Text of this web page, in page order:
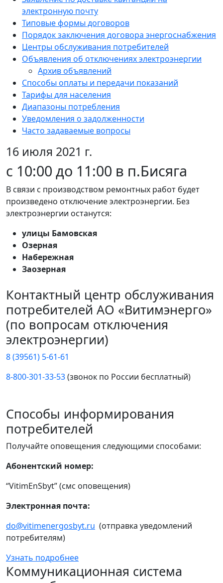
электронную почту
Типовые формы договоров
Порядок заключения договора энергоснабжения
Центры обслуживания потребителей
Объявления об отключениях электроэнергии
Архив объявлений
Способы оплаты и передачи показаний
Тарифы для населения
Диапазоны потребления
Уведомления о задолженности
Часто задаваемые вопросы
16 июля 2021 г.
с 10:00 до 11:00 в п.Бисяга
В связи с производством ремонтных работ будет
произведено отключение электроэнергии. Без
электроэнергии останутся:
улицы Бамовская
Озерная
Набережная
Заозерная
Контактный центр обслуживания
потребителей АО «Витимэнерго»
(по вопросам отключения
электроэнергии)
8 (39561) 5-61-61
8-800-301-33-53(звонок по России бесплатный)
Способы информирования
потребителей
Получайте оповещения следующими способами:
Абонентский номер:
“VitimEnSbyt” (смс оповещения)
Электронная почта:
do@vitimenergosbyt.ru (отправка уведомлений
потребителям)
Узнать подробнее
Коммуникационная система